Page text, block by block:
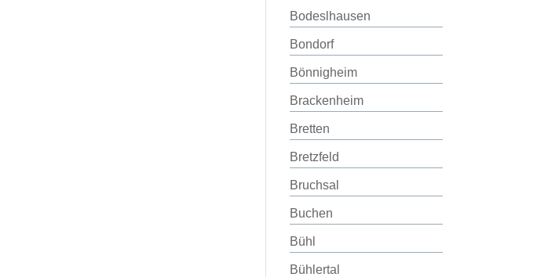
Bodeslhausen
Bondorf
Bönnigheim
Brackenheim
Bretten
Bretzfeld
Bruchsal
Buchen
Bühl
Bühlertal